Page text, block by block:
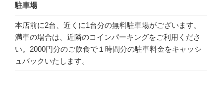
駐車場
本店前に2台、近くに1台分の無料駐車場がございます。
満車の場合は、近隣のコインパーキングをご利用くださ
い。2000円分のご飲食で１時間分の駐車料金をキャッシ
ュバックいたします。